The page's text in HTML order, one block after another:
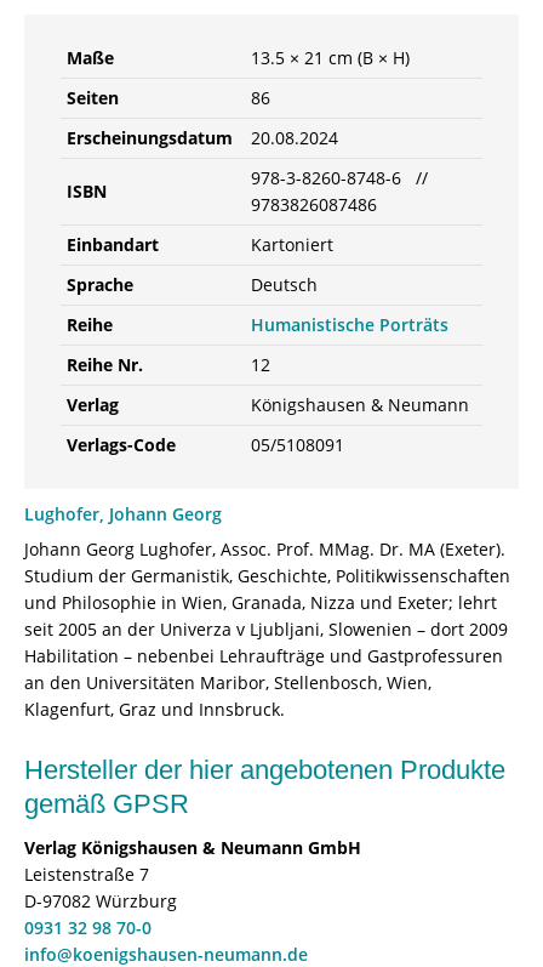
Maße
13.5 × 21 cm (B × H)
Seiten
86
Erscheinungsdatum
20.08.2024
ISBN
978-3-8260-8748-6 //
9783826087486
Einbandart
Kartoniert
Sprache
Deutsch
Reihe
Humanistische Porträts
Reihe Nr.
12
Verlag
Königshausen & Neumann
Verlags-Code
05/5108091
Lughofer, Johann Georg
Johann Georg Lughofer, Assoc. Prof. MMag. Dr. MA (Exeter).
Studium der Germanistik, Geschichte, Politikwissenschaften
und Philosophie in Wien, Granada, Nizza und Exeter; lehrt
seit 2005 an der Univerza v Ljubljani, Slowenien – dort 2009
Habilitation – nebenbei Lehraufträge und Gastprofessuren
an den Universitäten Maribor, Stellenbosch, Wien,
Klagenfurt, Graz und Innsbruck.
Hersteller der hier angebotenen Produkte
gemäß GPSR
Verlag Königshausen & Neumann GmbH
Leistenstraße 7
D-97082 Würzburg
0931 32 98 70-0
info@koenigshausen-neumann.de